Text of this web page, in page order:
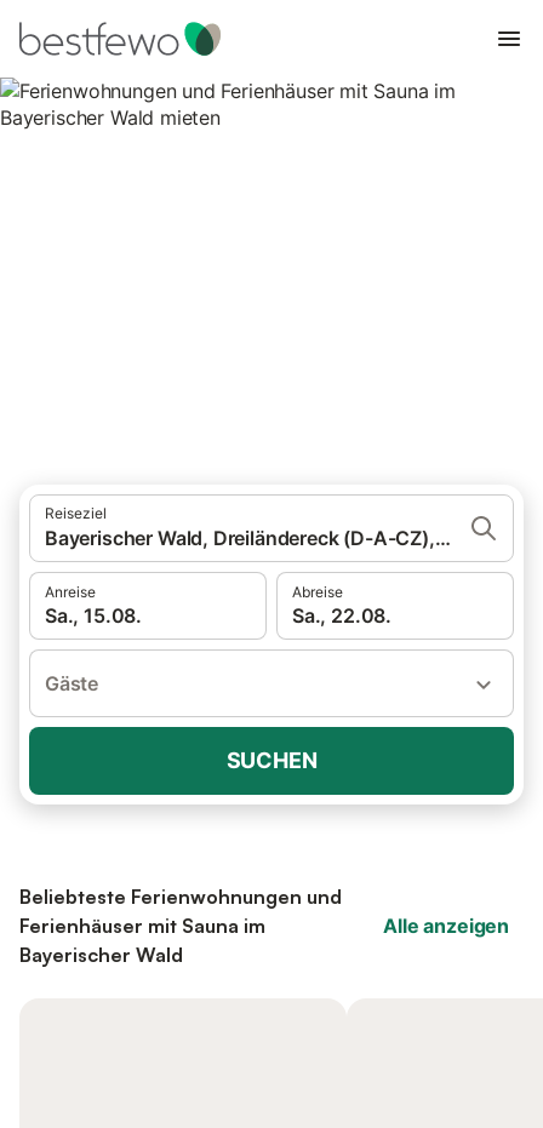
Reiseziel
Bayerischer Wald, Dreiländereck (D-A-CZ), Deutschland
Anreise
Sa., 15.08.
Abreise
Sa., 22.08.
Gäste
SUCHEN
Beliebteste Ferienwohnungen und
Ferienhäuser mit Sauna im
Bayerischer Wald
Alle anzeigen